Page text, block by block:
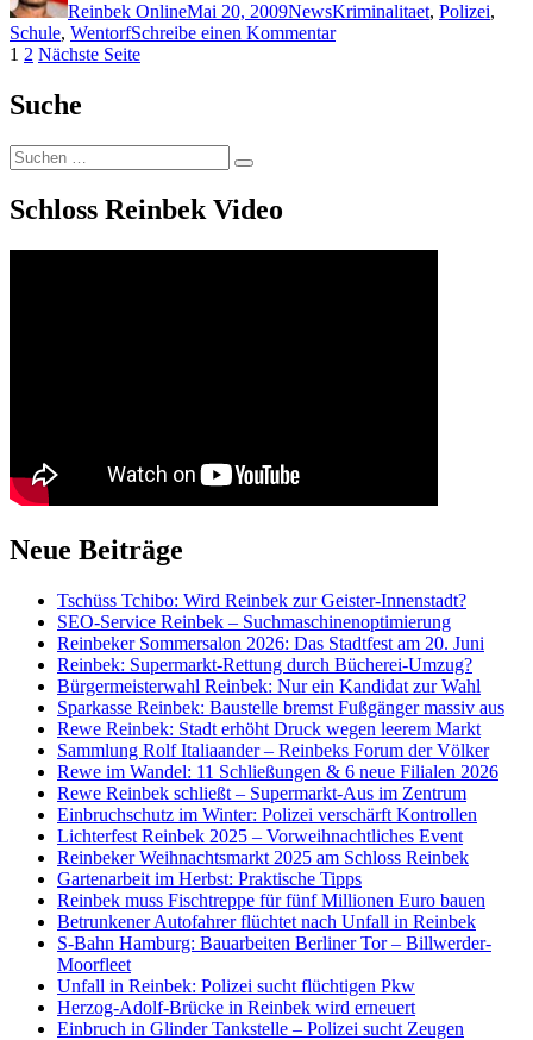
Reinbek OnlineMai 20, 2009NewsKriminalitaet, Polizei,
Schule, WentorfSchreibe einen Kommentarzu
Seitennummerierung
der
Beiträge
Seite
1 Seite
2 Nächste Seite
Suche
Suchen
nach:
Suchen
Schloss Reinbek Video
Neue Beiträge
Tschüss Tchibo: Wird Reinbek zur Geister-Innenstadt?
SEO-Service Reinbek – Suchmaschinenoptimierung
Reinbeker Sommersalon 2026: Das Stadtfest am 20. Juni
Reinbek: Supermarkt-Rettung durch Bücherei-Umzug?
Bürgermeisterwahl Reinbek: Nur ein Kandidat zur Wahl
Sparkasse Reinbek: Baustelle bremst Fußgänger massiv aus
Rewe Reinbek: Stadt erhöht Druck wegen leerem Markt
Sammlung Rolf Italiaander – Reinbeks Forum der Völker
Rewe im Wandel: 11 Schließungen & 6 neue Filialen 2026
Rewe Reinbek schließt – Supermarkt-Aus im Zentrum
Einbruchschutz im Winter: Polizei verschärft Kontrollen
Lichterfest Reinbek 2025 – Vorweihnachtliches Event
Reinbeker Weihnachtsmarkt 2025 am Schloss Reinbek
Gartenarbeit im Herbst: Praktische Tipps
Reinbek muss Fischtreppe für fünf Millionen Euro bauen
Betrunkener Autofahrer flüchtet nach Unfall in Reinbek
S-Bahn Hamburg: Bauarbeiten Berliner Tor – Billwerder-
Moorfleet
Unfall in Reinbek: Polizei sucht flüchtigen Pkw
Herzog-Adolf-Brücke in Reinbek wird erneuert
Einbruch in Glinder Tankstelle – Polizei sucht Zeugen